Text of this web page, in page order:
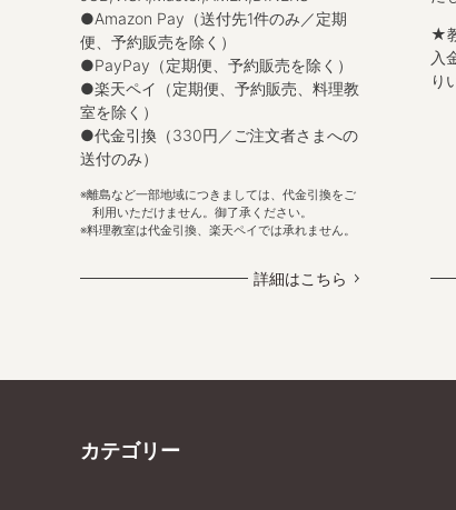
●Amazon Pay（送付先1件のみ／定期
便、予約販売を除く）
●PayPay（定期便、予約販売を除く）
●楽天ペイ（定期便、予約販売、料理教
室を除く）
●代金引換（330円／ご注文者さまへの
送付のみ）
離島など一部地域につきましては、代金引換をご
利用いただけません。御了承ください。
料理教室は代金引換、楽天ペイでは承れません。
詳細はこちら
★
入
り
カテゴリー